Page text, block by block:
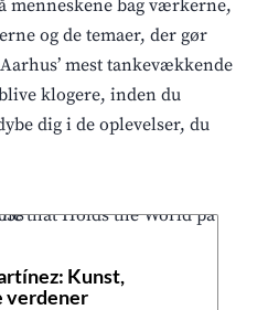
menneskene bag værkerne,
og de temaer, der gør
mest tankevækkende
klogere, inden du
dig i de oplevelser, du
Kunst,
verdener